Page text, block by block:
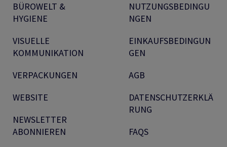
BÜROWELT &
HYGIENE
VISUELLE
KOMMUNIKATION
VERPACKUNGEN
WEBSITE
NEWSLETTER
ABONNIEREN
NUTZUNGSBEDINGU
NGEN
EINKAUFSBEDINGUN
GEN
AGB
DATENSCHUTZERKLÄ
RUNG
FAQS